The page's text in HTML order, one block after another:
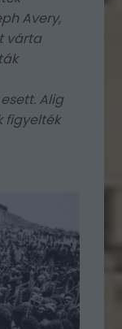
Avery,
várta
Alig
figyelték